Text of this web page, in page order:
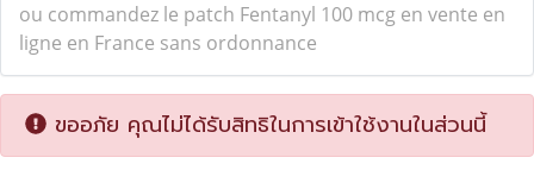
ou commandez le patch Fentanyl 100 mcg en vente en
ligne en France sans ordonnance
ขออภัย คุณไม่ได้รับสิทธิในการเข้าใช้งานในส่วนนี้